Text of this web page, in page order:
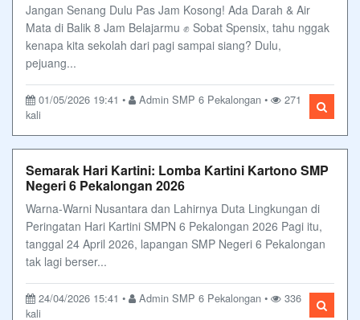
Jangan Senang Dulu Pas Jam Kosong! Ada Darah & Air
Mata di Balik 8 Jam Belajarmu ✊ Sobat Spensix, tahu nggak
kenapa kita sekolah dari pagi sampai siang? Dulu,
pejuang...
01/05/2026 19:41 • Admin SMP 6 Pekalongan •
271
kali
Semarak Hari Kartini: Lomba Kartini Kartono SMP
Negeri 6 Pekalongan 2026
Warna-Warni Nusantara dan Lahirnya Duta Lingkungan di
Peringatan Hari Kartini SMPN 6 Pekalongan 2026 Pagi itu,
tanggal 24 April 2026, lapangan SMP Negeri 6 Pekalongan
tak lagi berser...
24/04/2026 15:41 • Admin SMP 6 Pekalongan •
336
kali